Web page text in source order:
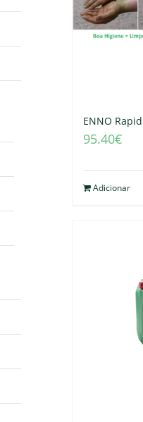
ENNO Rapid
95.40€
Adicionar